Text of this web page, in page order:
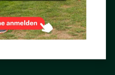
ABONNIEREN
bist Du immer aktuell und